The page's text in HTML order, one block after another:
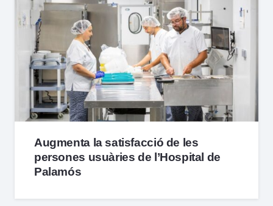
Augmenta la satisfacció de les
persones usuàries de l’Hospital de
Palamós